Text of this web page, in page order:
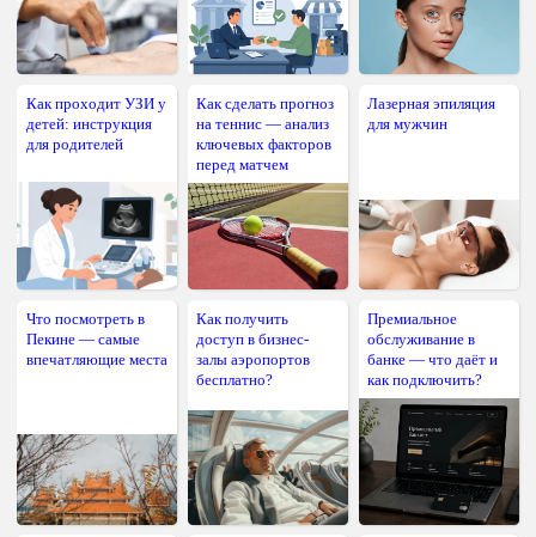
Как проходит УЗИ у
детей: инструкция
для родителей
Как сделать прогноз
на теннис — анализ
ключевых факторов
перед матчем
Лазерная эпиляция
для мужчин
Что посмотреть в
Пекине — самые
впечатляющие места
Как получить
доступ в бизнес-
залы аэропортов
бесплатно?
Премиальное
обслуживание в
банке — что даёт и
как подключить?